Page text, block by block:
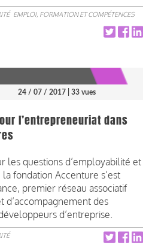
EMPLOI, FORMATION ET COMPÉTENCES
24 / 07 / 2017 | 33 vues
l’entrepreneuriat dans
les questions d’employabilité et
fondation Accenture s’est
premier réseau associatif
d’accompagnement des
d’entreprise.